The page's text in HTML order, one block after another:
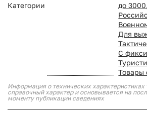
Категории
до 3000,
Для
С
Товары
Информация о технических характеристиках
справочный характер и основывается на
моменту публикации сведениях